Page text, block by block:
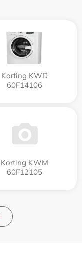
Korting KWD
60F14106
Korting KWM
60F12105